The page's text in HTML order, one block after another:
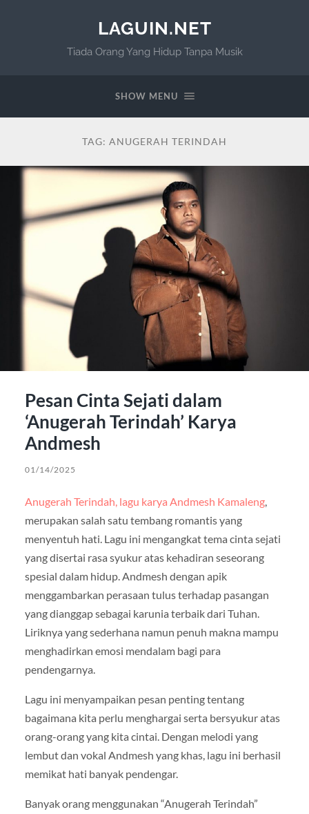
LAGUIN.NET
Tiada Orang Yang Hidup Tanpa Musik
SHOW MENU
TAG: ANUGERAH TERINDAH
Pesan Cinta Sejati dalam
‘Anugerah Terindah’ Karya
Andmesh
01/14/2025
Anugerah Terindah, lagu karya Andmesh Kamaleng,
merupakan salah satu tembang romantis yang
menyentuh hati. Lagu ini mengangkat tema cinta sejati
yang disertai rasa syukur atas kehadiran seseorang
spesial dalam hidup. Andmesh dengan apik
menggambarkan perasaan tulus terhadap pasangan
yang dianggap sebagai karunia terbaik dari Tuhan.
Liriknya yang sederhana namun penuh makna mampu
menghadirkan emosi mendalam bagi para
pendengarnya.
Lagu ini menyampaikan pesan penting tentang
bagaimana kita perlu menghargai serta bersyukur atas
orang-orang yang kita cintai. Dengan melodi yang
lembut dan vokal Andmesh yang khas, lagu ini berhasil
memikat hati banyak pendengar.
Banyak orang menggunakan “Anugerah Terindah”